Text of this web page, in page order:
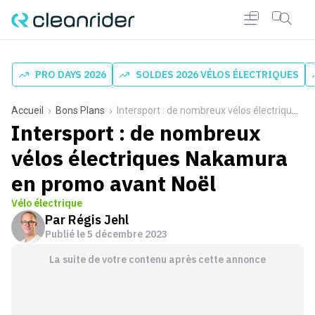
PRO DAYS 2026 SOLDES 2026 VÉLOS ÉLECTRIQUES
Accueil Bons Plans Intersport : de nombreux vélos électriques Nakamura en promo avant Noël
Intersport : de nombreux
vélos électriques Nakamura
en promo avant Noël
Vélo électrique
Par Régis Jehl
Publié le 5 décembre 2023
La suite de votre contenu après cette annonce